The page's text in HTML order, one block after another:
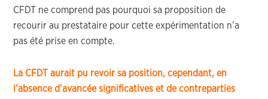
CFDT ne comprend pas pourquoi sa proposition de
recourir au prestataire pour cette expérimentation n’a
pas été prise en compte.
La CFDT aurait pu revoir sa position, cependant, en
l’absence d’avancée significatives et de contreparties